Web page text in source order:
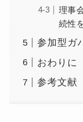
理事
続性
参加型ガ
おわりに
参考文献